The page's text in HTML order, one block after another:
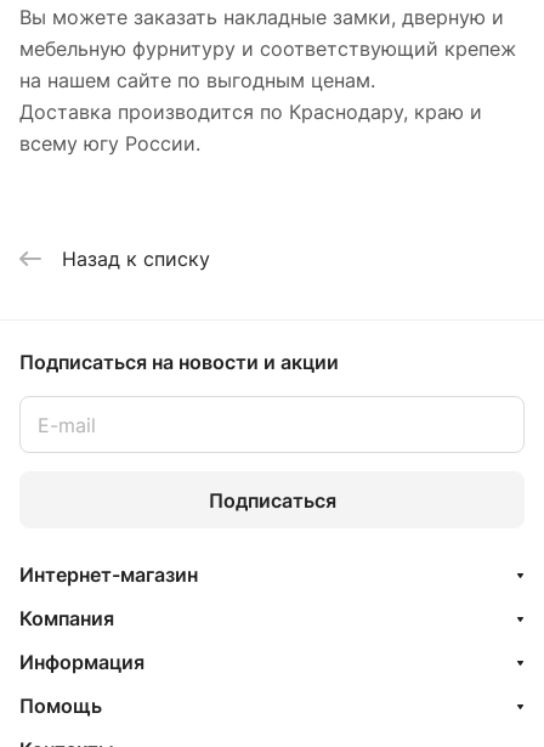
Вы можете заказать накладные замки, дверную и
мебельную фурнитуру и соответствующий крепеж
на нашем сайте по выгодным ценам.
Доставка производится по Краснодару, краю и
всему югу России.
Назад к списку
Подписаться на новости и акции
Подписаться
Интернет-магазин
Компания
Информация
Помощь